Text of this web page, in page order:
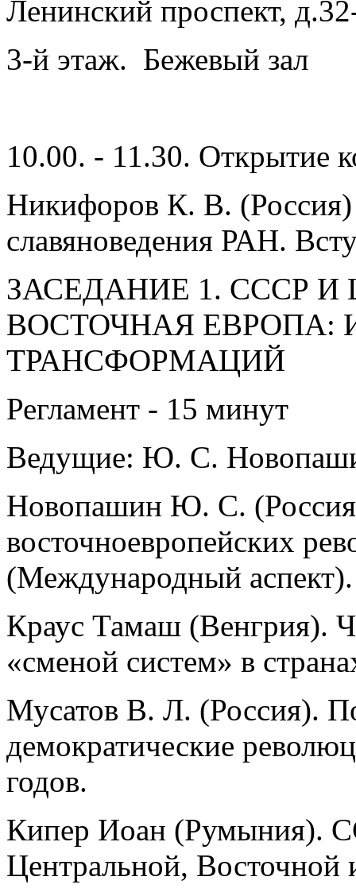
Ленинский проспект,
3-й этаж. Бежевый зал
10.00. - 11.30. Открытие
Никифоров К. В. (Россия)
славяноведения РАН.
ЗАСЕДАНИЕ 1. СССР
ВОСТОЧНАЯ ЕВРОПА:
ТРАНСФОРМАЦИЙ
Регламент - 15 минут
Ведущие: Ю. С.
Новопашин Ю. С.
восточноевропейских
(Международный аспект).
Краус Тамаш (Венгрия).
«сменой систем» в
Мусатов В. Л. (Россия).
демократические
годов.
Кипер Иоан (Румыния).
Центральной,